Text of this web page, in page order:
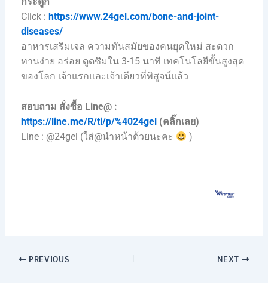
Click : https://www.24gel.com/bone-and-joint-
diseases/
อาหารเสริมเจล ความทันสมัยของคนยุคใหม่ สะดวก
ทานง่าย อร่อย ดูดซึมใน 3-15 นาที เทคโนโลยีขั้นสูงสุด
ของโลก เจ้าแรกและเจ้าเดียวที่พิสูจน์แล้ว
สอบถาม สั่งซื้อ Line@ :
https://line.me/R/ti/p/%4024gel(คลิ๊กเลย)
Line : @24gel (ใส่@นำหน้าด้วยนะคะ
)
PREVIOUS NEXT